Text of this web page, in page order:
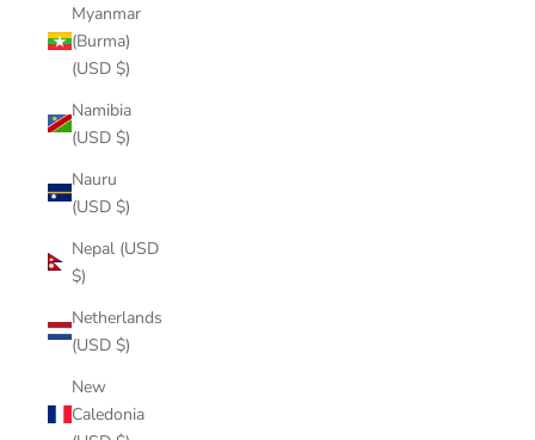
Myanmar
(Burma)
(USD $)
Namibia
(USD $)
Nauru
(USD $)
Nepal (USD
$)
Netherlands
(USD $)
New
Caledonia